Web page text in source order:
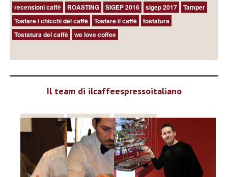
recensioni caffè
ROASTING SIGEP 2016 sigep 2017
Tamper
Tostare i chicchi del caffè
Tostare il caffè
tostatura
Tostatura del caffè
we love coffee
Il team di ilcaffeespressoitaliano